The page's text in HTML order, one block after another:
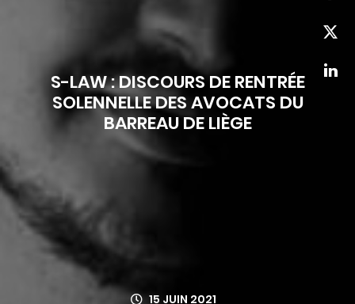
S-LAW : DISCOURS DE RENTRÉE
SOLENNELLE DES AVOCATS DU
BARREAU DE LIÈGE
15 JUIN 2021